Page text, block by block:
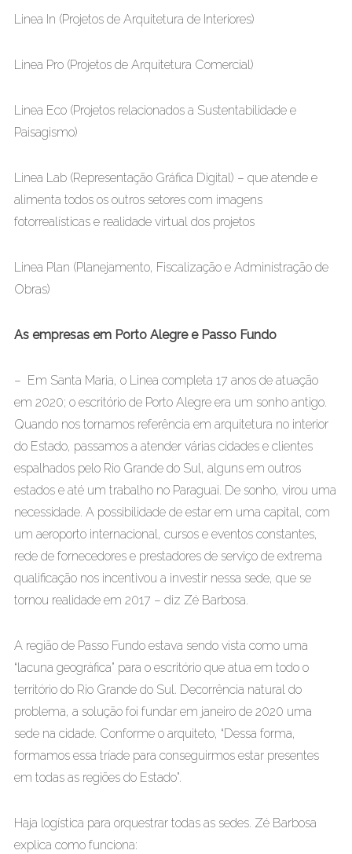
Linea In (Projetos de Arquitetura de Interiores)
Linea Pro (Projetos de Arquitetura Comercial)
Linea Eco (Projetos relacionados a Sustentabilidade e
Paisagismo)
Linea Lab (Representação Gráfica Digital) – que atende e
alimenta todos os outros setores com imagens
fotorrealísticas e realidade virtual dos projetos
Linea Plan (Planejamento, Fiscalização e Administração de
Obras)
As empresas em Porto Alegre e Passo Fundo
– Em Santa Maria, o Linea completa 17 anos de atuação
em 2020; o escritório de Porto Alegre era um sonho antigo.
Quando nos tornamos referência em arquitetura no interior
do Estado, passamos a atender várias cidades e clientes
espalhados pelo Rio Grande do Sul, alguns em outros
estados e até um trabalho no Paraguai. De sonho, virou uma
necessidade. A possibilidade de estar em uma capital, com
um aeroporto internacional, cursos e eventos constantes,
rede de fornecedores e prestadores de serviço de extrema
qualificação nos incentivou a investir nessa sede, que se
tornou realidade em 2017 – diz Zé Barbosa.
A região de Passo Fundo estava sendo vista como uma
“lacuna geográfica” para o escritório que atua em todo o
território do Rio Grande do Sul. Decorrência natural do
problema, a solução foi fundar em janeiro de 2020 uma
sede na cidade. Conforme o arquiteto, “Dessa forma,
formamos essa tríade para conseguirmos estar presentes
em todas as regiões do Estado”.
Haja logística para orquestrar todas as sedes. Zé Barbosa
explica como funciona: